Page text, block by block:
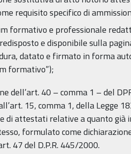
requisito specifico di
formativo e professionale
e disponibile sulla
datato e firmato in forma
formativo”);
dell’art. 40 – comma 1 – del
15, comma 1, della Legge
di attestati relative a quanto già
formulato come
47 del D.P.R. 445/2000.